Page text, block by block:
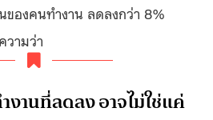
ของคนทำงาน ลดลงกว่า 8%
ามว่า
งานที่ลดลง อาจไม่ใช่แค่